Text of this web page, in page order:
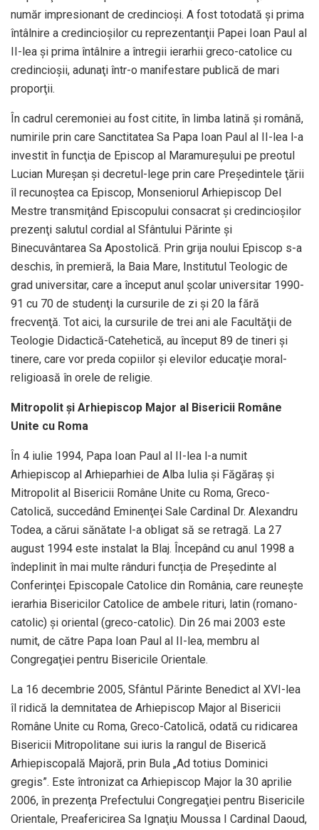
număr impresionant de credincioşi. A fost totodată şi prima
întâlnire a credincioşilor cu reprezentanţii Papei Ioan Paul al
II-lea şi prima întâlnire a întregii ierarhii greco-catolice cu
credincioşii, adunaţi într-o manifestare publică de mari
proporţii.
În cadrul ceremoniei au fost citite, în limba latină şi română,
numirile prin care Sanctitatea Sa Papa Ioan Paul al II-lea l-a
investit în funcţia de Episcop al Maramureşului pe preotul
Lucian Mureşan şi decretul-lege prin care Preşedintele ţării
îl recunoştea ca Episcop, Monseniorul Arhiepiscop Del
Mestre transmiţând Episcopului consacrat şi credincioşilor
prezenţi salutul cordial al Sfântului Părinte şi
Binecuvântarea Sa Apostolică. Prin grija noului Episcop s-a
deschis, în premieră, la Baia Mare, Institutul Teologic de
grad universitar, care a început anul şcolar universitar 1990-
91 cu 70 de studenţi la cursurile de zi şi 20 la fără
frecvenţă. Tot aici, la cursurile de trei ani ale Facultăţii de
Teologie Didactică-Catehetică, au început 89 de tineri şi
tinere, care vor preda copiilor şi elevilor educaţie moral-
religioasă în orele de religie.
Mitropolit și Arhiepiscop Major al Bisericii Române
Unite cu Roma
În 4 iulie 1994, Papa Ioan Paul al II-lea l-a numit
Arhiepiscop al Arhieparhiei de Alba Iulia şi Făgăraş şi
Mitropolit al Bisericii Române Unite cu Roma, Greco-
Catolică, succedând Eminenţei Sale Cardinal Dr. Alexandru
Todea, a cărui sănătate l-a obligat să se retragă. La 27
august 1994 este instalat la Blaj. Începând cu anul 1998 a
îndeplinit în mai multe rânduri funcția de Preşedinte al
Conferinţei Episcopale Catolice din România, care reuneşte
ierarhia Bisericilor Catolice de ambele rituri, latin (romano-
catolic) şi oriental (greco-catolic). Din 26 mai 2003 este
numit, de către Papa Ioan Paul al II-lea, membru al
Congregaţiei pentru Bisericile Orientale.
La 16 decembrie 2005, Sfântul Părinte Benedict al XVI-lea
îl ridică la demnitatea de Arhiepiscop Major al Bisericii
Române Unite cu Roma, Greco-Catolică, odată cu ridicarea
Bisericii Mitropolitane sui iuris la rangul de Biserică
Arhiepiscopală Majoră, prin Bula „Ad totius Dominici
gregis”. Este întronizat ca Arhiepiscop Major la 30 aprilie
2006, în prezenţa Prefectului Congregaţiei pentru Bisericile
Orientale, Preafericirea Sa Ignaţiu Moussa I Cardinal Daoud,